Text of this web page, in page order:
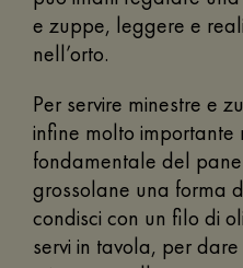
e zuppe, leggere e
nell’orto.
Per servire minestre e
infine molto importante
fondamentale del
grossolane una forma
condisci con un filo di
servi in tavola, per